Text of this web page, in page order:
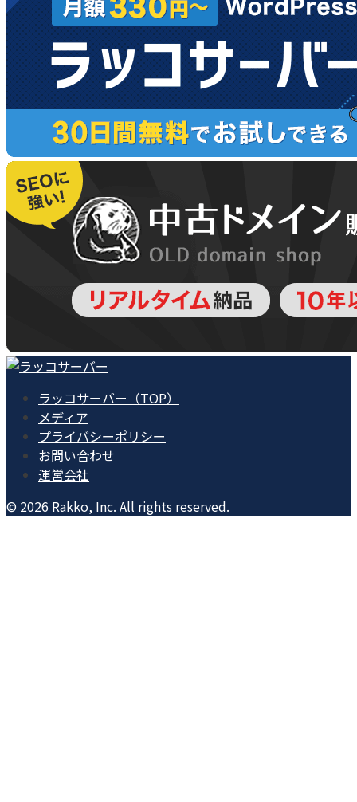
ラッコサーバー（TOP）
メディア
プライバシーポリシー
お問い合わせ
運営会社
© 2026 Rakko, Inc. All rights reserved.